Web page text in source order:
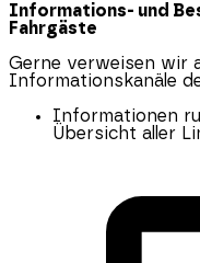
Informations- und
Fahrgäste
Gerne verweisen wir
Informationskanäle
Informationen
Übersicht aller